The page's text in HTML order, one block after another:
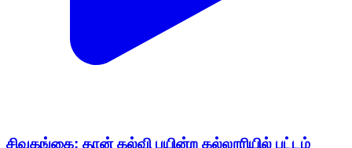
சிவகங்கை: தான் கல்வி பயின்ற கல்லூரியில் பட்டம்